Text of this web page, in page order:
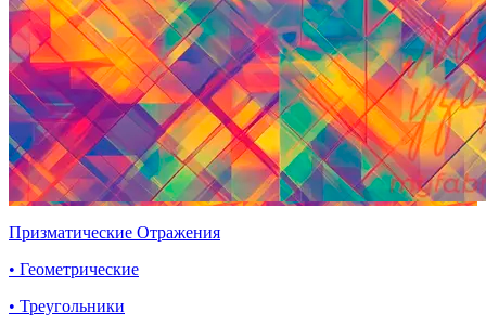
Призматические Отражения
• Геометрические
• Треугольники